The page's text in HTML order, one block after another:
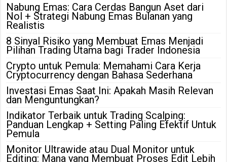
Nabung Emas: Cara Cerdas Bangun Aset dari
Nol + Strategi Nabung Emas Bulanan yang
Realistis
8 Sinyal Risiko yang Membuat Emas Menjadi
Pilihan Trading Utama bagi Trader Indonesia
Crypto untuk Pemula: Memahami Cara Kerja
Cryptocurrency dengan Bahasa Sederhana
Investasi Emas Saat Ini: Apakah Masih Relevan
dan Menguntungkan?
Indikator Terbaik untuk Trading Scalping:
Panduan Lengkap + Setting Paling Efektif Untuk
Pemula
Monitor Ultrawide atau Dual Monitor untuk
Editing: Mana yang Membuat Proses Edit Lebih